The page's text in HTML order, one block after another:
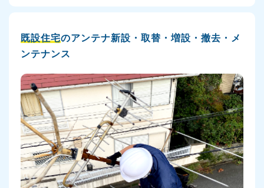
既設住宅のアンテナ新設・取替・増設・撤去・メ
ンテナンス